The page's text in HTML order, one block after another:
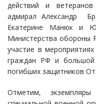
действий и
адмирал Александр
Екатерине Манюк и
Министерства обороны
участие в
граждан РФ и большой
погибших защитников
Отметим,